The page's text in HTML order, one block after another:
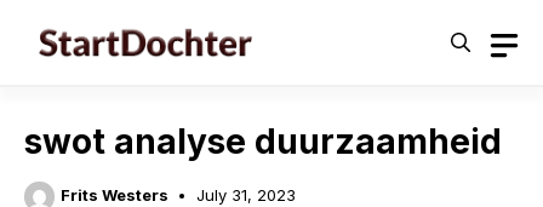
swot analyse duurzaamheid
Frits Westers July 31, 2023